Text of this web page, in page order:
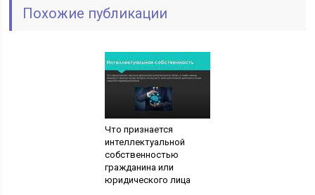
Похожие публикации
Что признается
интеллектуальной
собственностью
гражданина или
юридического лица